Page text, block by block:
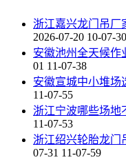
浙江嘉兴龙门吊厂
2026-07-20 10-07-30
安徽池州全天候作
01 11-07-38
安徽宣城中小堆场
11-07-55
浙江宁波哪些场地
11-07-53
浙江绍兴轮胎龙门
07-31 11-07-59